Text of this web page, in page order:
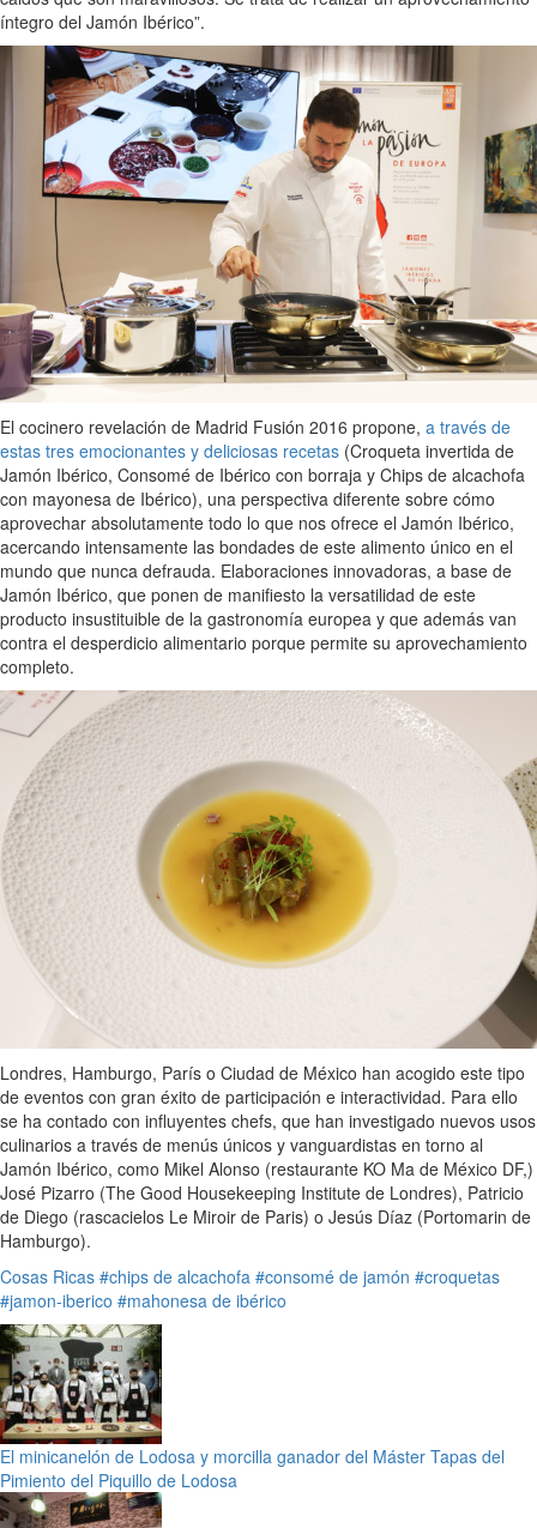
íntegro del Jamón Ibérico”.
El cocinero revelación de Madrid Fusión 2016 propone, a través de
estas tres emocionantes y deliciosas recetas (Croqueta invertida de
Jamón Ibérico, Consomé de Ibérico con borraja y Chips de alcachofa
con mayonesa de Ibérico), una perspectiva diferente sobre cómo
aprovechar absolutamente todo lo que nos ofrece el Jamón Ibérico,
acercando intensamente las bondades de este alimento único en el
mundo que nunca defrauda. Elaboraciones innovadoras, a base de
Jamón Ibérico, que ponen de manifiesto la versatilidad de este
producto insustituible de la gastronomía europea y que además van
contra el desperdicio alimentario porque permite su aprovechamiento
completo.
Londres, Hamburgo, París o Ciudad de México han acogido este tipo
de eventos con gran éxito de participación e interactividad. Para ello
se ha contado con influyentes chefs, que han investigado nuevos usos
culinarios a través de menús únicos y vanguardistas en torno al
Jamón Ibérico, como Mikel Alonso (restaurante KO Ma de México DF,)
José Pizarro (The Good Housekeeping Institute de Londres), Patricio
de Diego (rascacielos Le Miroir de Paris) o Jesús Díaz (Portomarin de
Hamburgo).
Cosas Ricas #chips de alcachofa #consomé de jamón #croquetas
#jamon-iberico #mahonesa de ibérico
El minicanelón de Lodosa y morcilla ganador del Máster Tapas del
Pimiento del Piquillo de Lodosa